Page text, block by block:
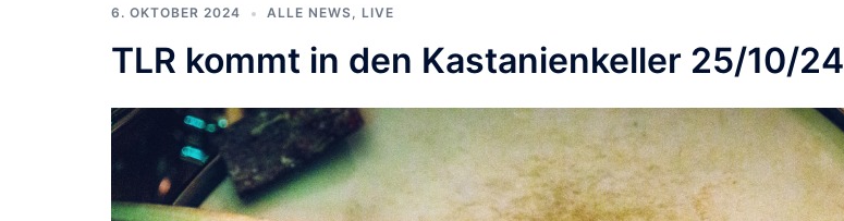
6. OKTOBER 2024 ALLE NEWS LIVE
TLR kommt in den Kastanienkeller 25/10/24